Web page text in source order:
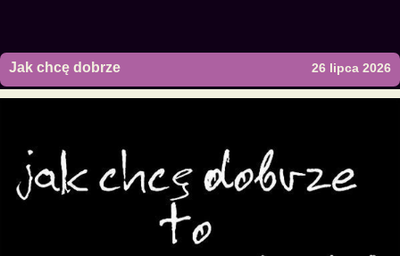
Jak chcę dobrze 26 lipca 2026